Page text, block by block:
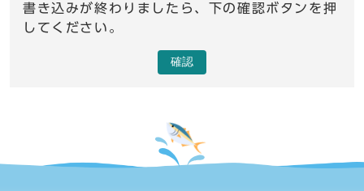
書き込みが終わりましたら、下の確認ボタンを押
してください。
確認